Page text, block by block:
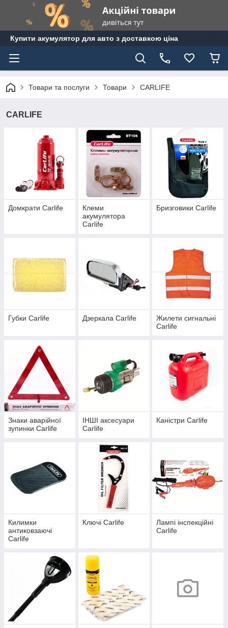
Купити акумулятор для авто з доставкою ціна
Товари та послуги Товари CARLIFE
CARLIFE
Домкрати Carlife
Клеми
акумулятора
Carlife
Бризговики Сarlife
Губки Сarlife Дзеркала Carlife
Жилети сигнальні
Carlife
Знаки аварійної
зупинки Carlife
ІНШІ аксесуари
Carlife
Каністри Carlife
Килимки
антиковзаючі
Carlife
Ключі Carlife
Лампі інспекційні
Carlife